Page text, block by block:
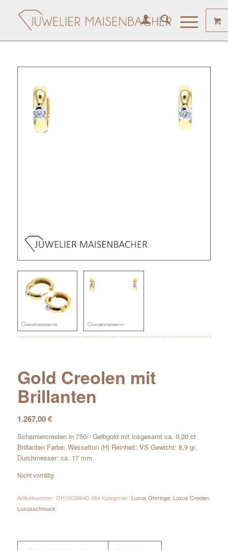
Gold Creolen mit
Brillanten
1.267,00€
Scharniercreolen in 750/- Gelbgold mit insgesamt ca. 0,20 ct
Brillanten Farbe: Wesselton (H) Reinheit: VS Gewicht: 8,9 gr.
Durchmesser: ca. 17 mm
Nicht vorrätig
Artikelnummer: OH10038640-064 Kategorien: Luxus Ohrringe, Luxus Creolen,
Luxusschmuck